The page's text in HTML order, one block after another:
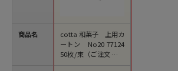
商品名
cotta 和菓子 上用カ
ートン No20 77124
50枚/束（ご注文単位
1束）【直送品】